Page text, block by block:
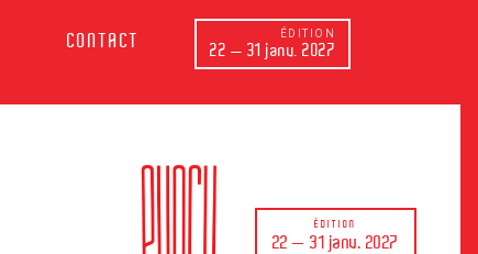
CONTACT ÉDITION
22 — 31 janv. 2027
ÉDITION
22 — 31 janv. 2027